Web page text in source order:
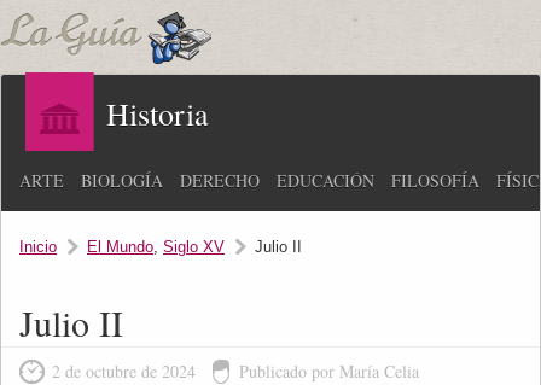
Historia
ARTE BIOLOGÍA DERECHO EDUCACIÓN FILOSOFÍA
Inicio El Mundo, Siglo XV Julio II
Julio II
2 de octubre de 2024 Publicado por María Celia